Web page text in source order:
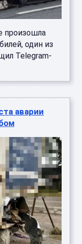
произошла
один из
Telegram-
аварии